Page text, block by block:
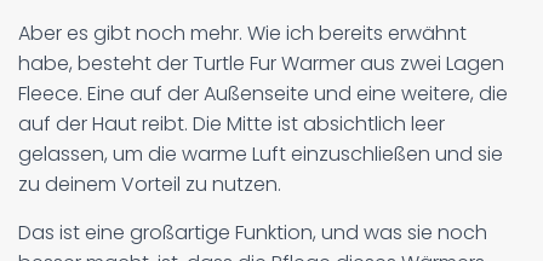
Aber es gibt noch mehr. Wie ich bereits erwähnt
habe, besteht der Turtle Fur Warmer aus zwei Lagen
Fleece. Eine auf der Außenseite und eine weitere, die
auf der Haut reibt. Die Mitte ist absichtlich leer
gelassen, um die warme Luft einzuschließen und sie
zu deinem Vorteil zu nutzen.
Das ist eine großartige Funktion, und was sie noch